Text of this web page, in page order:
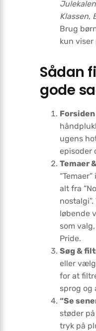
Klassen,
Brug
kun viser
Sådan
gode
ugens
episoder
Temaer
alt fra
løbende
som
Pride.
Søg &
eller vælg
for at
sprog og
“Se
støder
tryk på